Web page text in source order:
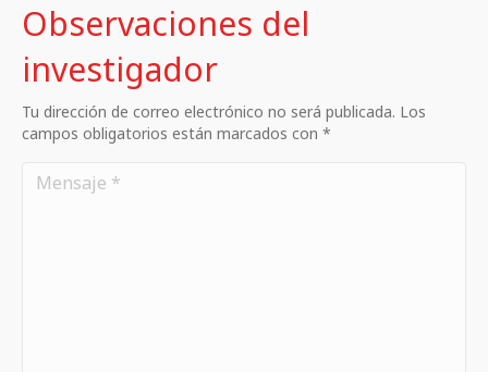
Observaciones del
investigador
Tu dirección de correo electrónico no será publicada. Los
campos obligatorios están marcados con *